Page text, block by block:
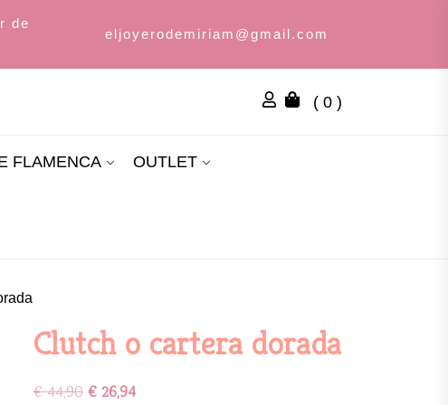
de
eljoyerodemiriam@gmail.com
( 0 )
FLAMENCA OUTLET
Clutch o cartera dorada
€44,90 €26,94